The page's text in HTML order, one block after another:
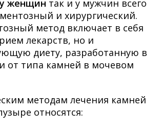
женщин так и у мужчин всего
и хирургический.
метод включает в себя
лекарств, но и
диету, разработанную в
от типа камней в мочевом
методам лечения камней
относятся: